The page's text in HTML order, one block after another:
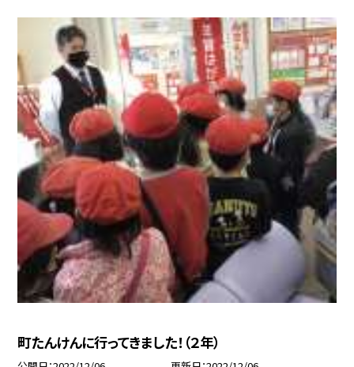
町たんけんに行ってきました！（２年）